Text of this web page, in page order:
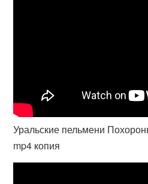
Уральские пельмени
mp4 копия